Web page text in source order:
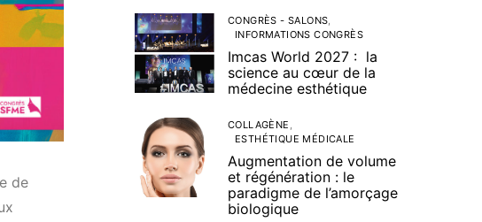
de
CONGRÈS - SALONS
INFORMATIONS CONGRÈS
Imcas World 2027 : la
science au cœur de la
médecine esthétique
COLLAGÈNE
ESTHÉTIQUE MÉDICALE
Augmentation de volume
et régénération : le
paradigme de l’amorçage
biologique